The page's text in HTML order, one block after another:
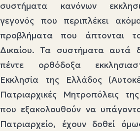
συστήματα κανόνων
γεγονός που περιπλέκει
προβλήματα που άπτονται
Δικαίου. Τα συστήματα αυτά
πέντε ορθόδοξα
Εκκλησία της Ελλάδος
Πατριαρχικές Μητροπόλεις
που εξακολουθούν να
Πατριαρχείο, έχουν δοθεί